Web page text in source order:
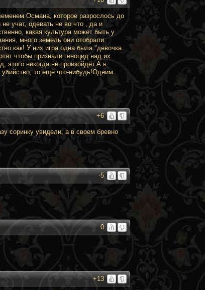
Османа, которое разрослось до
учат, одевать не во что , да и
какая культура может быть у
много земель они отобрали
как! У них игра одна была "девочка
чтобы признали геноцид над их
этого никогда не произойдёт.А в
то ещё что-нибудь!Одним
+6
соринку увидели, а в своем бревно
-5
0
+13